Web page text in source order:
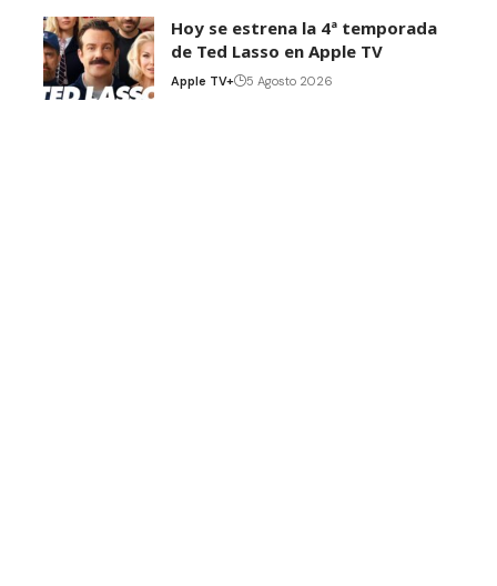
Hoy se estrena la 4ª temporada
de Ted Lasso en Apple TV
Apple TV+ 5 Agosto 2026